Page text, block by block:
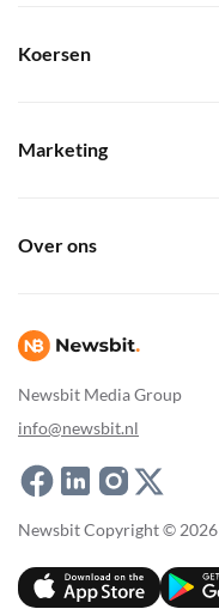
Newsbit Media Group
info@newsbit.nl
Koersen
Marketing
Over ons
Newsbit Copyright © 2026